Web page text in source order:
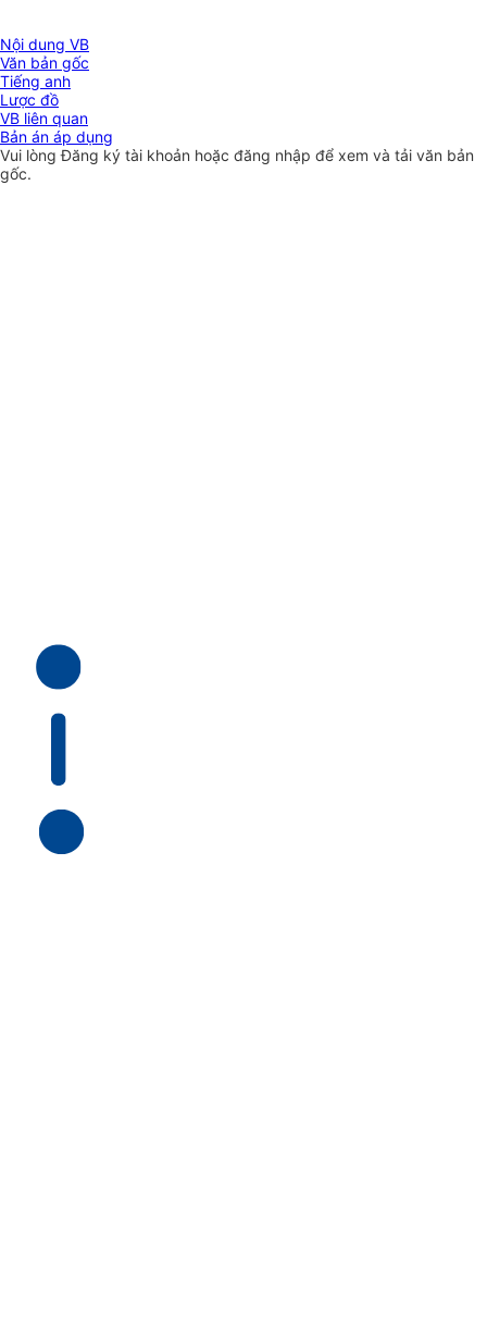
Nội dung VB
Văn bản gốc
Tiếng anh
Lược đồ
VB liên quan
Bản án áp dụng
Vui lòngĐăng ký tài khoản hoặc đăng nhập để xem và tải văn bản
gốc.